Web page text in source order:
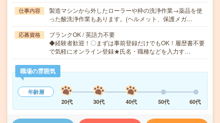
仕事内容
製造マシンから外したローラーや枠の洗浄作業→薬品を使
った酸洗浄作業もあります。(ヘルメット、保護メガ…
応募資格
ブランクOK / 英語力不要
◆経験者歓迎！〇まずは事前登録だけでもOK！履歴書不要
で気軽にオンライン登録★氏名・職種などを入力す…
職場の雰囲気
年齢層
20代
30代 40代 50代 60代